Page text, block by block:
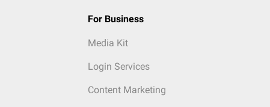
For Business
Media Kit
Login Services
Content Marketing